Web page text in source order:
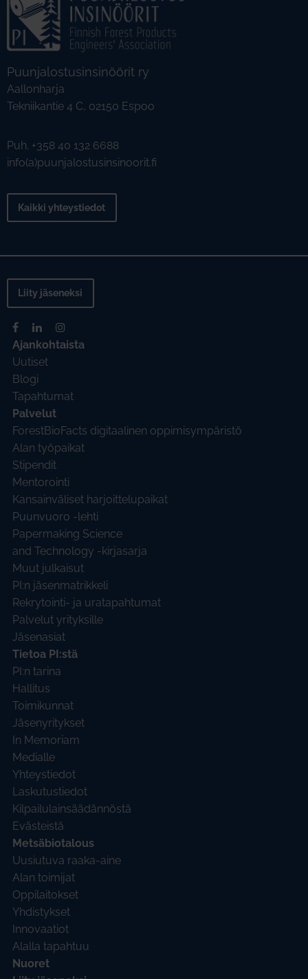
Puunjalostusinsinöörit ry
Aallonharja
Tekniikantie 4 C, 02150 Espoo
Puh. +358 40 132 6688
info(a)puunjalostusinsinoorit.fi
Kaikki yhteystiedot
Liity jäseneksi
Ajankohtaista
Uutiset
Blogi
Tapahtumat
Palvelut
ForestBioFacts digitaalinen oppimisympäristö
Alan työpaikat
Stipendit
Mentorointi
Kansainväliset harjoittelupaikat
Puunvuoro -lehti
Papermaking Science
and Technology -kirjasarja
Muut julkaisut
PI:n jäsenmatrikkeli
Rekrytointi- ja uratapahtumat
Palvelut yrityksille
Jäsenasiat
Tietoa PI:stä
PI:n tarina
Hallitus
Toimikunnat
Jäsenyritykset
In Memoriam
Medialle
Yhteystiedot
Laskutustiedot
Kilpailulainsäädännöstä
Evästeistä
Metsäbiotalous
Uusiutuva raaka-aine
Alan toimijat
Oppilaitokset
Yhdistykset
Innovaatiot
Alalla tapahtuu
Nuoret